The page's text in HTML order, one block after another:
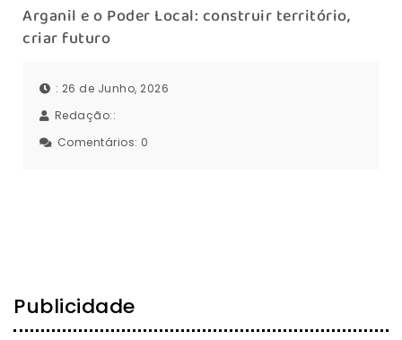
Arganil e o Poder Local: construir território,
criar futuro
: 26 de Junho, 2026
Redação::
Comentários: 0
Publicidade